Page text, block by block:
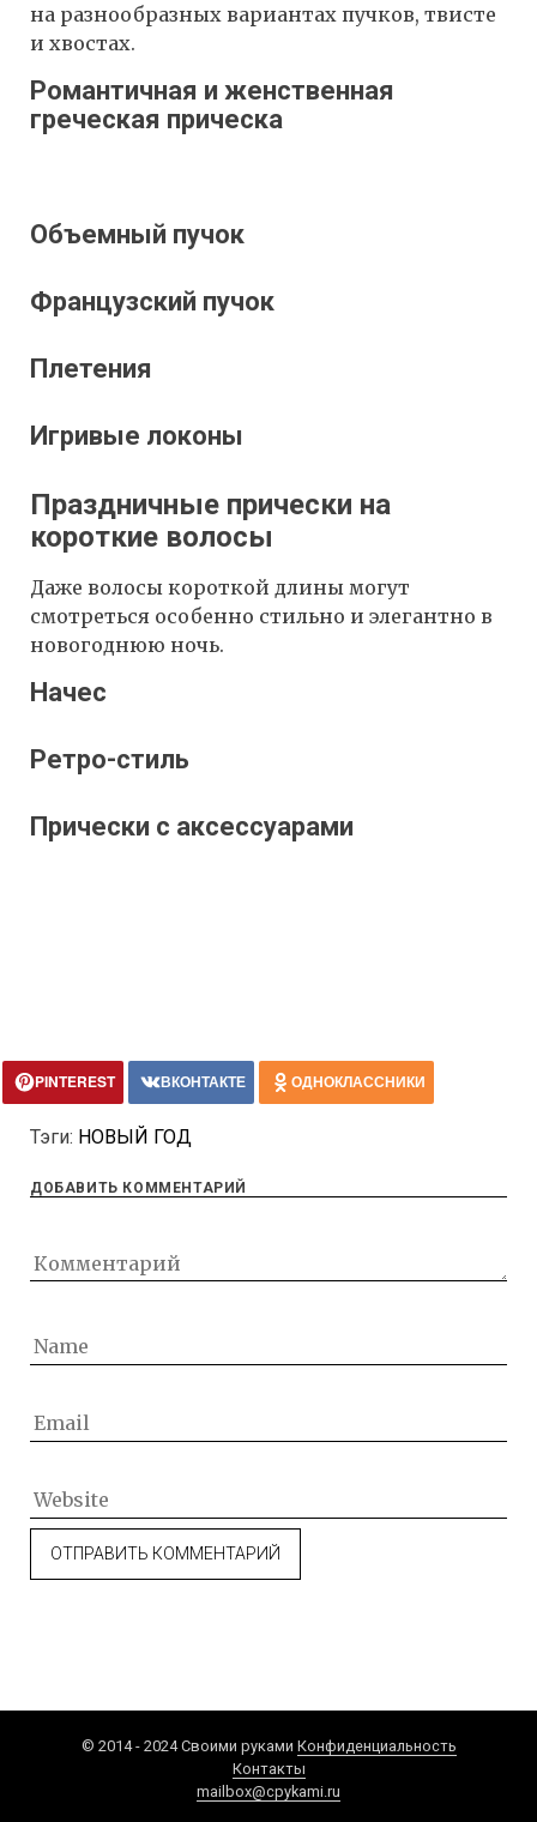
на разнообразных вариантах пучков, твисте
и хвостах.
Романтичная и женственная
греческая прическа
Объемный пучок
Французский пучок
Плетения
Игривые локоны
Праздничные прически на
короткие волосы
Даже волосы короткой длины могут
смотреться особенно стильно и элегантно в
новогоднюю ночь.
Начес
Ретро-стиль
Прически с аксессуарами
PINTEREST ВКОНТАКТЕ ОДНОКЛАССНИКИ
Тэги: НОВЫЙ ГОД
ДОБАВИТЬ КОММЕНТАРИЙ
© 2014 - 2024 Своими руками Конфиденциальность
Контакты
mailbox@cpykami.ru